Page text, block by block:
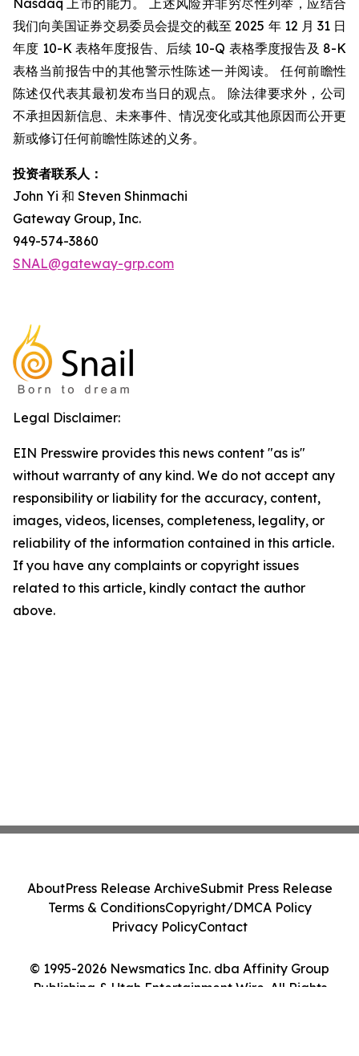
Nasdaq 上市的能力。 上述风险并非穷尽性列举，应结合
我们向美国证券交易委员会提交的截至 2025 年 12 月 31 日
年度 10-K 表格年度报告、后续 10-Q 表格季度报告及 8-K
表格当前报告中的其他警示性陈述一并阅读。 任何前瞻性
陈述仅代表其最初发布当日的观点。 除法律要求外，公司
不承担因新信息、未来事件、情况变化或其他原因而公开更
新或修订任何前瞻性陈述的义务。
投资者联系人：
John Yi 和 Steven Shinmachi
Gateway Group, Inc.
949-574-3860
SNAL@gateway-grp.com
Legal Disclaimer:
EIN Presswire provides this news content "as is"
without warranty of any kind. We do not accept any
responsibility or liability for the accuracy, content,
images, videos, licenses, completeness, legality, or
reliability of the information contained in this article.
If you have any complaints or copyright issues
related to this article, kindly contact the author
above.
© 1995-2026 Newsmatics Inc. dba Affinity Group
Publishing & Utah Entertainment Wire. All Rights
AboutPress Release ArchiveSubmit Press Release
Terms & ConditionsCopyright/DMCA Policy
Privacy PolicyContact